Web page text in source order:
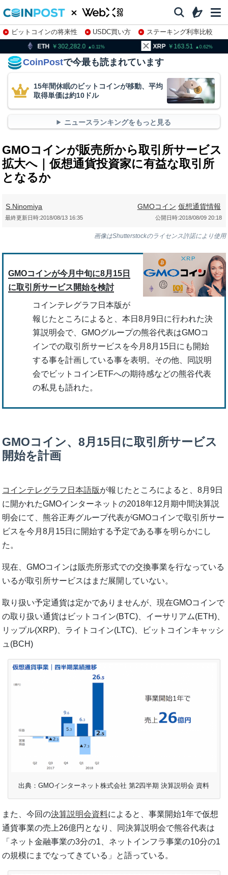
ビットコインの将来性 USDC買い方
ステーキング利率比較
株特集・関連銘柄
302,282.0 0.11 XRP 0.62 BNB
CoinPostで今最も読まれています
15年間休眠のビットコインが移動、平均
取得単価は約10ドル
ニュースランキングをもっと見る
GMOコインが販売所から取引所サービス
拡大へ｜仮想通貨投資家に有益な取引所
となるか
S.Ninomiya GMOコイン 仮想通貨情報
公開日時:2018/08/09 20:18
最終更新日時:2018/08/13 16:35
画像はShutterstockのライセンス許諾により使用
GMOコインが今月中旬に8月15日
に取引所サービス開始を検討
コインテレグラフ日本版が
報じたところによると、本日8月9日に行われた決
算説明会で、GMOグループの熊谷代表はGMOコ
インでの取引所サービスを今月8月15日にも開始
する事を計画している事を表明。その他、同説明
会でビットコインETFへの期待感などの熊谷代表
の私見も語れた。
GMOコイン、8月15日に取引所サービス
開始を計画
コインテレグラフ日本語版が報じたところによると、8月9日
に開かれたGMOインターネットの2018年12月期中間決算説
明会にて、熊谷正寿グループ代表がGMOコインで取引所サー
ビスを今月8月15日に開始する予定である事を明らかにし
た。
現在、GMOコインは販売所形式での交換事業を行なっている
いるが取引所サービスはまだ展開していない。
取り扱い予定通貨は定かでありませんが、現在GMOコインで
の取り扱い通貨はビットコイン(BTC)、イーサリアム(ETH)、
リップル(XRP)、ライトコイン(LTC)、ビットコインキャッシ
ュ(BCH)
出典：GMOインターネット株式会社 第2四半期 決算説明会 資料
また、今回の決算説明会資料によると、事業開始1年で仮想
通貨事業の売上26億円となり、同決算説明会で熊谷代表は
「ネット金融事業の3分の1、ネットインフラ事業の10分の1
の規模にまでなってきている」と語っている。